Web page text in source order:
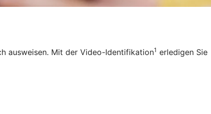
ausweisen. Mit der Video-Identifikation1 erledigen Sie